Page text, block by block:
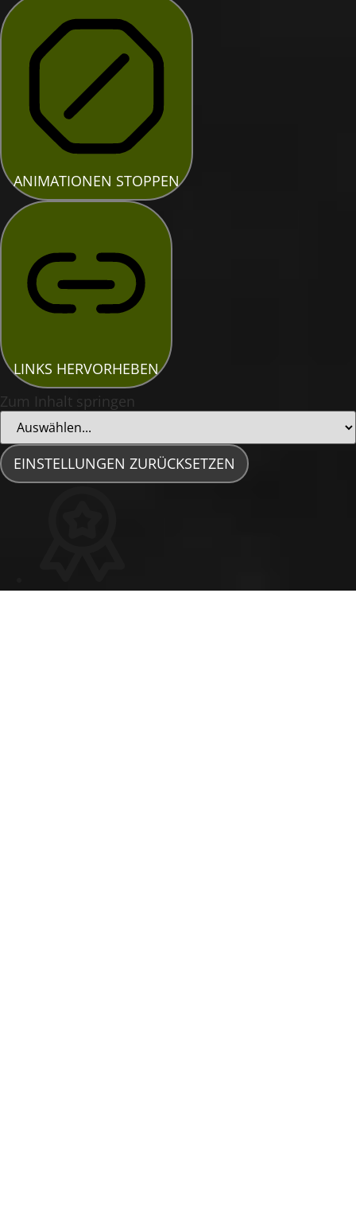
ANIMATIONEN STOPPEN
LINKS HERVORHEBEN
Zum Inhalt springen
EINSTELLUNGEN ZURÜCKSETZEN